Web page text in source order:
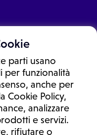
parti usano
per funzionalità
anche per
Cookie Policy,
analizzare
e servizi.
rifiutare o
sono un consulto medico.
un consulto, una
Non si devono considerare
per la formulazione di
o l'assunzione o
consultare un medico di